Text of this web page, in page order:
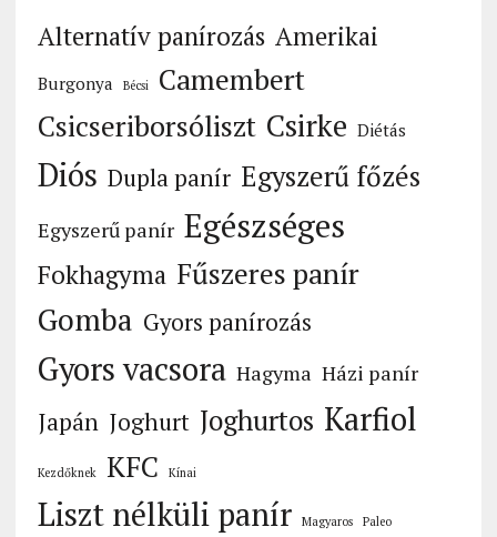
Alternatív panírozás Amerikai
Burgonya Bécsi
Camembert
Csicseriborsóliszt Csirke Diétás
Diós Dupla panír Egyszerű főzés
Egyszerű panír Egészséges
Fokhagyma Fűszeres panír
Gomba Gyors panírozás
Gyors vacsora Hagyma Házi panír
Japán Joghurt Joghurtos Karfiol
Kezdőknek KFC Kínai
Liszt nélküli panír Magyaros Paleo